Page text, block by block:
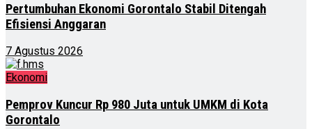
Pertumbuhan Ekonomi Gorontalo Stabil Ditengah
Efisiensi Anggaran
7 Agustus 2026
Ekonomi
Pemprov Kuncur Rp 980 Juta untuk UMKM di Kota
Gorontalo